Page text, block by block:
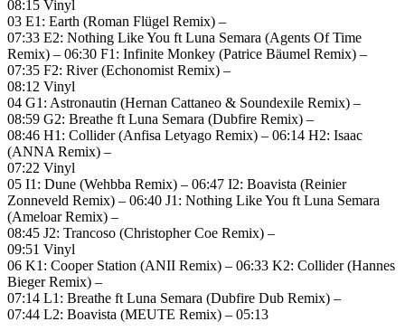
08:15 Vinyl
03 E1: Earth (Roman Flügel Remix) –
07:33 E2: Nothing Like You ft Luna Semara (Agents Of Time
Remix) – 06:30 F1: Infinite Monkey (Patrice Bäumel Remix) –
07:35 F2: River (Echonomist Remix) –
08:12 Vinyl
04 G1: Astronautin (Hernan Cattaneo & Soundexile Remix) –
08:59 G2: Breathe ft Luna Semara (Dubfire Remix) –
08:46 H1: Collider (Anfisa Letyago Remix) – 06:14 H2: Isaac
(ANNA Remix) –
07:22 Vinyl
05 I1: Dune (Wehbba Remix) – 06:47 I2: Boavista (Reinier
Zonneveld Remix) – 06:40 J1: Nothing Like You ft Luna Semara
(Ameloar Remix) –
08:45 J2: Trancoso (Christopher Coe Remix) –
09:51 Vinyl
06 K1: Cooper Station (ANII Remix) – 06:33 K2: Collider (Hannes
Bieger Remix) –
07:14 L1: Breathe ft Luna Semara (Dubfire Dub Remix) –
07:44 L2: Boavista (MEUTE Remix) – 05:13